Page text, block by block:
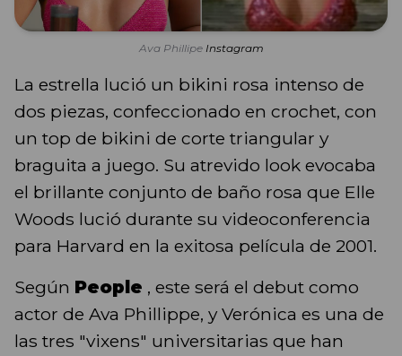
Ava Phillipe Instagram
La estrella lució un bikini rosa intenso de
dos piezas, confeccionado en crochet, con
un top de bikini de corte triangular y
braguita a juego. Su atrevido look evocaba
el brillante conjunto de baño rosa que Elle
Woods lució durante su videoconferencia
para Harvard en la exitosa película de 2001.
Según People , este será el debut como
actor de Ava Phillippe, y Verónica es una de
las tres "vixens" universitarias que han